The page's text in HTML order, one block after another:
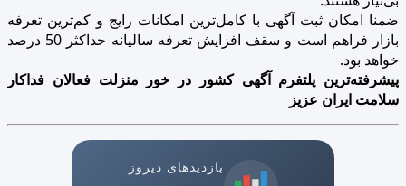
ضمنا امکان ثبت آگهی با کامل‌ترین امکانات رایج و کم‌ترین تعرفه
بازار فراهم است و سقف افزایش تعرفه سالیانه حداکثر 50 درصد
خواهد بود.
پیشرفته‌ترین پلتفرم آگهی کشور در خور منزلت فعالان فداکار
سلامت ایران عزیز
بازدیدهای دیروز